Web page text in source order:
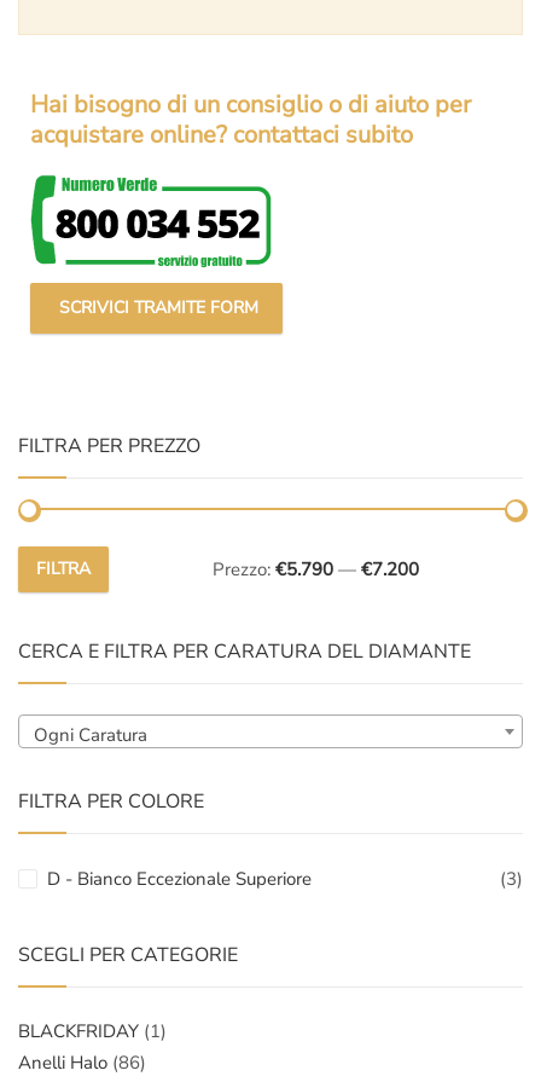
Hai bisogno di un consiglio o di aiuto per
acquistare online? contattaci subito
SCRIVICI TRAMITE FORM
FILTRA PER PREZZO
Prezzo
Prezzo
FILTRA Prezzo: €5.790 — €7.200
CERCA E FILTRA PER CARATURA DEL DIAMANTE
Ogni Caratura
FILTRA PER COLORE
D - Bianco Eccezionale Superiore (3)
SCEGLI PER CATEGORIE
BLACKFRIDAY (1)
Anelli Halo (86)